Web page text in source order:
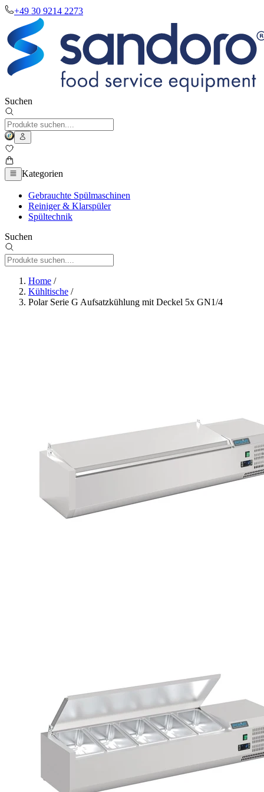
+49 30 9214 2273
Suchen
Kategorien
Gebrauchte Spülmaschinen
Reiniger & Klarspüler
Spültechnik
Suchen
Home /
Kühltische /
Polar Serie G Aufsatzkühlung mit Deckel 5x GN1/4